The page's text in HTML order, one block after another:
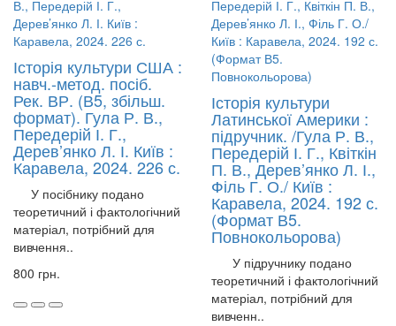
Історія культури США :
навч.-метод. посіб.
Рек. ВР. (В5, збільш.
формат). Гула Р. В.,
Передерій І. Г.,
Дерев’янко Л. І. Київ :
Каравела, 2024. 226 с.
У посібнику подано
теоретичний і фактологічний
матеріал, потрібний для
вивчення..
800 грн.
Історія культури
Латинської Америки :
підручник. /Гула Р. В.,
Передерій І. Г., Квіткін
П. В., Дерев’янко Л. І.,
Філь Г. О./ Київ :
Каравела, 2024. 192 с.
(Формат В5.
Повнокольорова)
У підручнику подано
теоретичний і фактологічний
матеріал, потрібний для
вивченн..